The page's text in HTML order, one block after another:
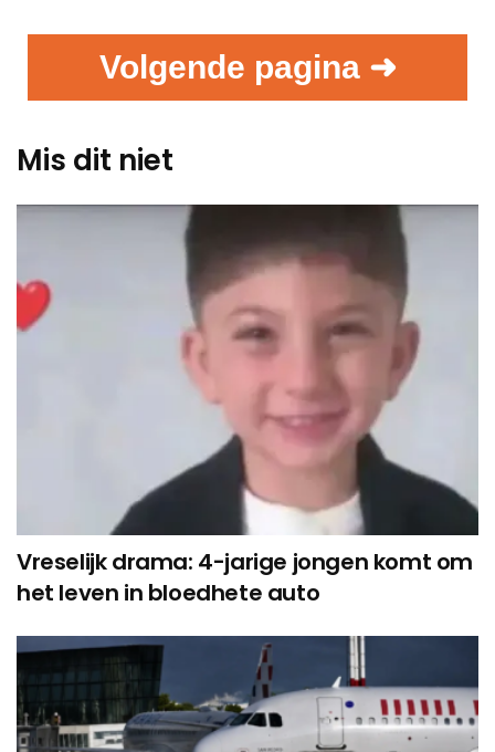
Volgende pagina ➜
Mis dit niet
Vreselijk drama: 4-jarige jongen komt om
het leven in bloedhete auto